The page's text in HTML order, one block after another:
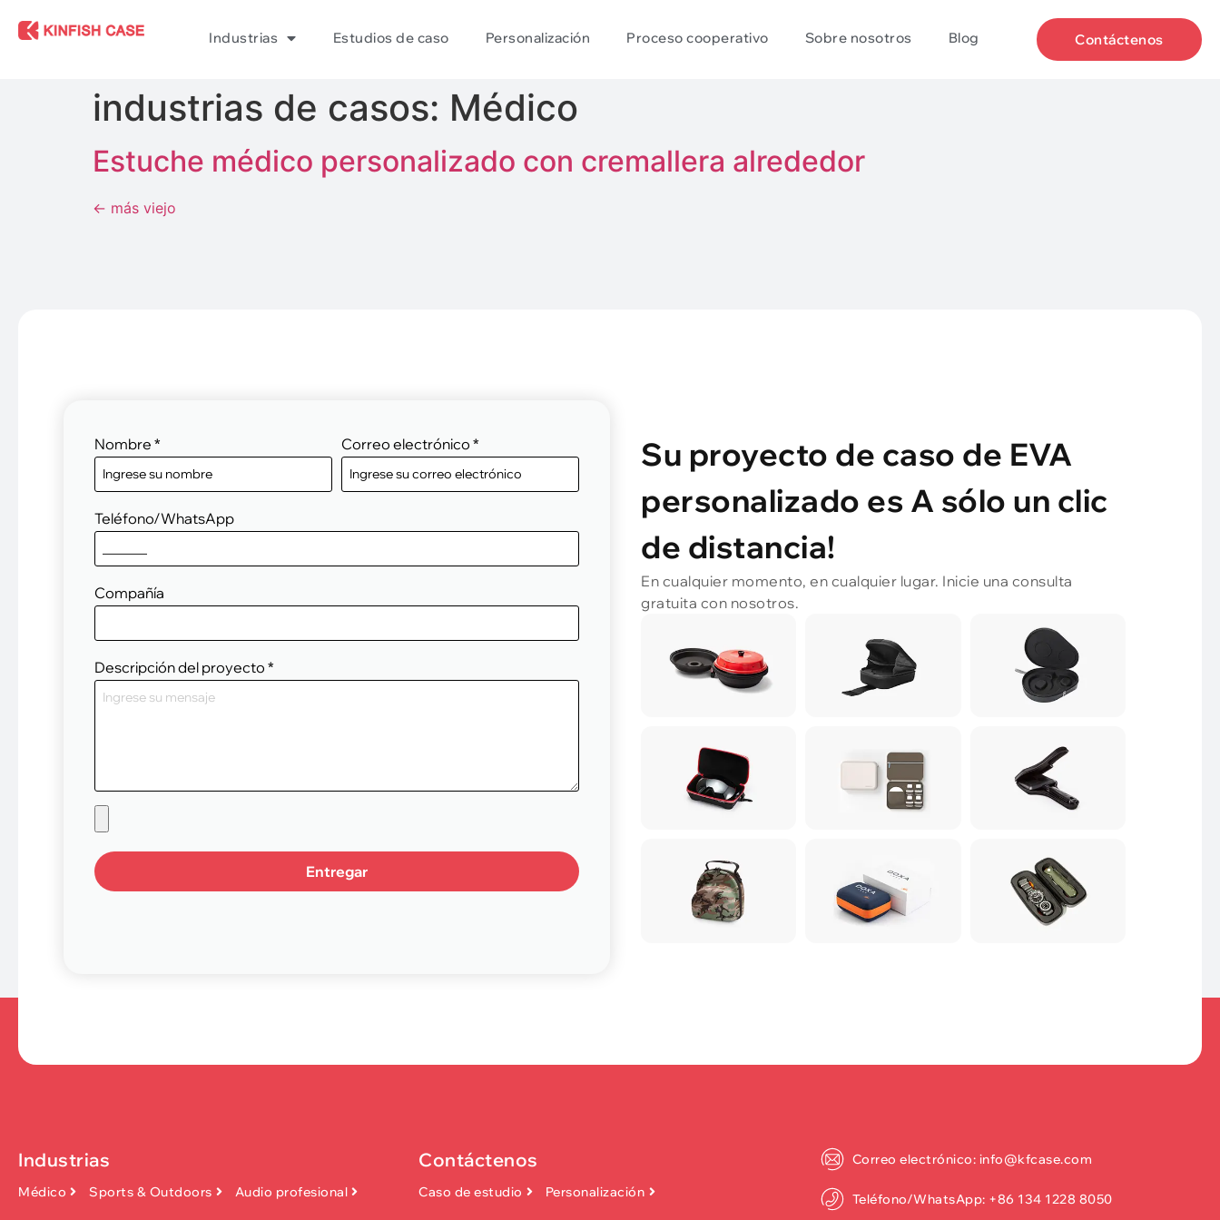
Industrias Estudios de caso Personalización Proceso cooperativo Sobre nosotros Blog Contáctenos
industrias de casos: Médico
Estuche médico personalizado con cremallera alrededor
← más viejo
Nombre * Correo electrónico *
Teléfono/WhatsApp
Compañía
Descripción del proyecto *
Entregar
Su proyecto de caso de EVA
personalizado es A sólo un clic
de distancia!
En cualquier momento, en cualquier lugar. Inicie una consulta
gratuita con nosotros.
Industrias
Médico Sports & Outdoors Audio profesional
Contáctenos
Caso de estudio Personalización
Correo electrónico: info@kfcase.com
Teléfono/WhatsApp: +86 134 1228 8050